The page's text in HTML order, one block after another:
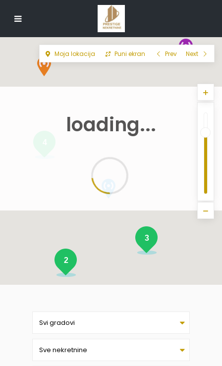
Svi gradovi
Sve nekretnine
2
3
loading...
Moja lokacija Puni ekran Prev Next